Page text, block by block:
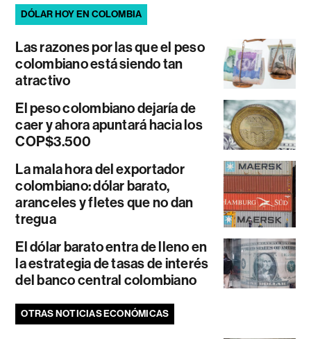
DÓLAR HOY EN COLOMBIA
Las razones por las que el peso
colombiano está siendo tan
atractivo
El peso colombiano dejaría de
caer y ahora apuntará hacia los
COP$3.500
La mala hora del exportador
colombiano: dólar barato,
aranceles y fletes que no dan
tregua
El dólar barato entra de lleno en
la estrategia de tasas de interés
del banco central colombiano
OTRAS NOTICIAS ECONÓMICAS